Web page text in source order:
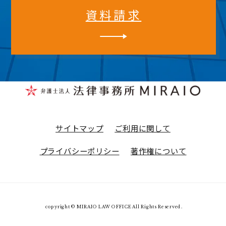
資料請求
サイトマップ ご利用に関して
プライバシーポリシー 著作権について
copyright © MIRAIO LAW OFFICE All Rights Reserved.